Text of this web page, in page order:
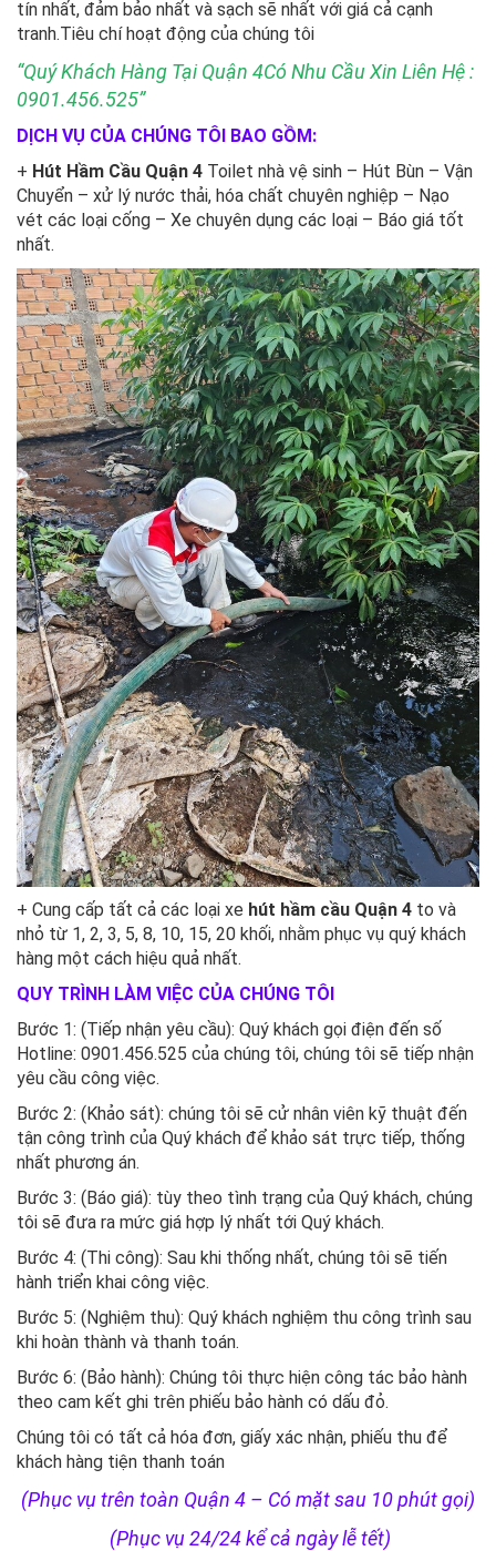
tín nhất, đảm bảo nhất và sạch sẽ nhất với giá cả cạnh
tranh.Tiêu chí hoạt động của chúng tôi
“Quý Khách Hàng Tại Quận 4Có Nhu Cầu Xin Liên Hệ :
0901.456.525”
DỊCH VỤ CỦA CHÚNG TÔI BAO GỒM:
+ Hút Hầm Cầu Quận 4 Toilet nhà vệ sinh – Hút Bùn – Vận
Chuyển – xử lý nước thải, hóa chất chuyên nghiệp – Nạo
vét các loại cống – Xe chuyên dụng các loại – Báo giá tốt
nhất.
+ Cung cấp tất cả các loại xe hút hầm cầu Quận 4 to và
nhỏ từ 1, 2, 3, 5, 8, 10, 15, 20 khối, nhằm phục vụ quý khách
hàng một cách hiệu quả nhất.
QUY TRÌNH LÀM VIỆC CỦA CHÚNG TÔI
Bước 1: (Tiếp nhận yêu cầu): Quý khách gọi điện đến số
Hotline: 0901.456.525 của chúng tôi, chúng tôi sẽ tiếp nhận
yêu cầu công việc.
Bước 2: (Khảo sát): chúng tôi sẽ cử nhân viên kỹ thuật đến
tận công trình của Quý khách để khảo sát trực tiếp, thống
nhất phương án.
Bước 3: (Báo giá): tùy theo tình trạng của Quý khách, chúng
tôi sẽ đưa ra mức giá hợp lý nhất tới Quý khách.
Bước 4: (Thi công): Sau khi thống nhất, chúng tôi sẽ tiến
hành triển khai công việc.
Bước 5: (Nghiệm thu): Quý khách nghiệm thu công trình sau
khi hoàn thành và thanh toán.
Bước 6: (Bảo hành): Chúng tôi thực hiện công tác bảo hành
theo cam kết ghi trên phiếu bảo hành có dấu đỏ.
Chúng tôi có tất cả hóa đơn, giấy xác nhận, phiếu thu để
khách hàng tiện thanh toán
(Phục vụ trên toàn Quận 4 – Có mặt sau 10 phút gọi)
(Phục vụ 24/24 kể cả ngày lễ tết)